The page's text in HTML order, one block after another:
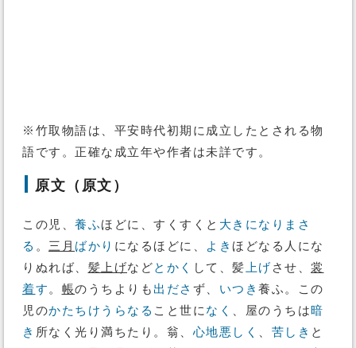
※竹取物語は、平安時代初期に成立したとされる物
語です。正確な成立年や作者は未詳です。
原文（原文）
この児、 養ふほどに、すくすくと 大きに なりまさ
る 。 三月 ばかり になるほどに、 よき ほどなる人にな
りぬれば、 髪上げなどとかく して、髪 上げ させ、 裳
着す 。 帳のうちよりも 出ださ ず、 いつき 養ふ。この
児のかたち けうらなる こと世に なく 、屋のうちは 暗
き 所なく光り満ちたり。翁、 心地悪しく 苦しき と